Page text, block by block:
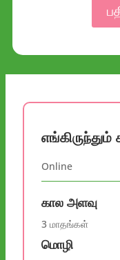
Online
கால அளவு
3 மாதங்கள்
மொழி